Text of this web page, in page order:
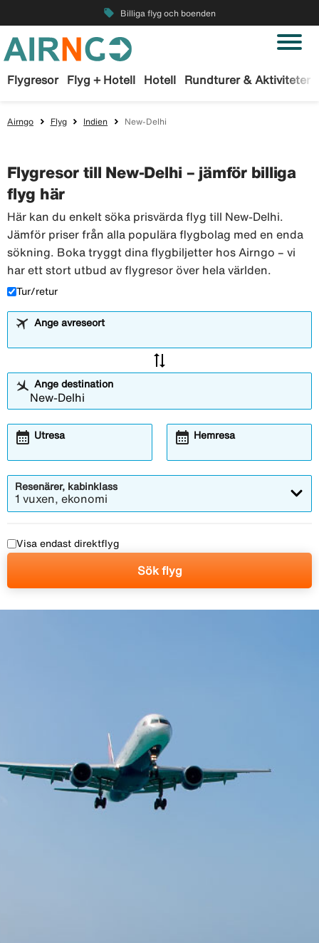
local_offer Billiga flyg och boenden
Flygresor Flyg + Hotell Hotell Rundturer & Aktiviteter
Airngo Flyg Indien New-Delhi
Flygresor till New-Delhi – jämför billiga
flyg här
Här kan du enkelt söka prisvärda flyg till New-Delhi.
Jämför priser från alla populära flygbolag med en enda
sökning. Boka tryggt dina flygbiljetter hos Airngo – vi
har ett stort utbud av flygresor över hela världen.
Tur/retur
Ange avreseort
sync_alt
Ange destination
Utresa
calendar_month Hemresa
calendar_month
Resenärer, kabinklass
1 vuxen, ekonomi
Visa endast direktflyg
Sök flyg